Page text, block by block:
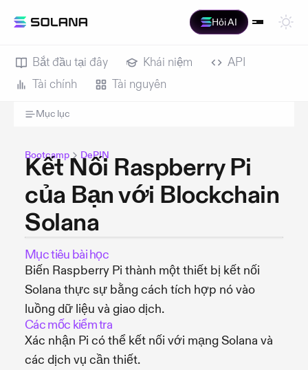
Hỏi AI
Bắt đầu tại đây Khái niệm
API
Tài chính
Tài nguyên
Mục lục
Bootcamp DePIN
Kết Nối Raspberry Pi
của Bạn với Blockchain
Solana
Mục tiêu bài học
Biến Raspberry Pi thành một thiết bị kết nối
Solana thực sự bằng cách tích hợp nó vào
luồng dữ liệu và giao dịch.
Các mốc kiểm tra
Xác nhận Pi có thể kết nối với mạng Solana và
các dịch vụ cần thiết.